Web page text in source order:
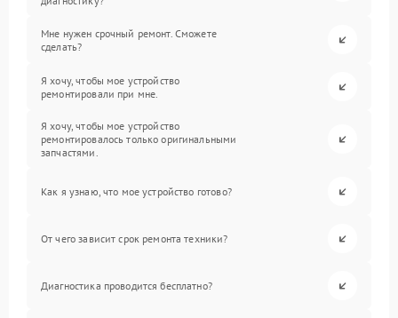
Мне нужен срочный ремонт. Сможете
сделать?
Я хочу, чтобы мое устройство
ремонтировали при мне.
Я хочу, чтобы мое устройство
ремонтировалось только оригинальными
запчастями.
Как я узнаю, что мое устройство готово?
От чего зависит срок ремонта техники?
Диагностика проводится бесплатно?